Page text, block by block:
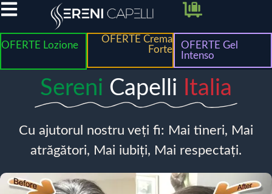
OFERTE Lozione
OFERTE Crema
Forte
OFERTE Gel
Intenso
Sereni Capelli Italia
Cu ajutorul nostru veți fi: Mai tineri, Mai
atrăgători, Mai iubiți, Mai respectați.